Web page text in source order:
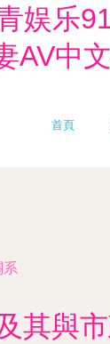
娱乐
AV中
首頁
系
其與